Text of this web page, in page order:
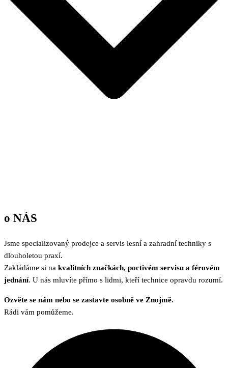
o NÁS
Jsme specializovaný prodejce a servis lesní a zahradní techniky s
dlouholetou praxí.
Zakládáme si na kvalitních značkách, poctivém servisu a férovém
jednání. U nás mluvíte přímo s lidmi, kteří technice opravdu rozumí.
Ozvěte se nám nebo se zastavte osobně ve Znojmě.
Rádi vám pomůžeme.